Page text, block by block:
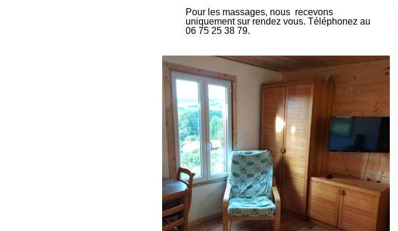
Pour les massages, nous recevons
uniquement sur rendez vous. Téléphonez au
06 75 25 38 79.